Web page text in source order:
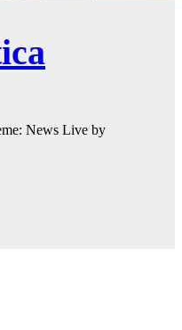
News Live by